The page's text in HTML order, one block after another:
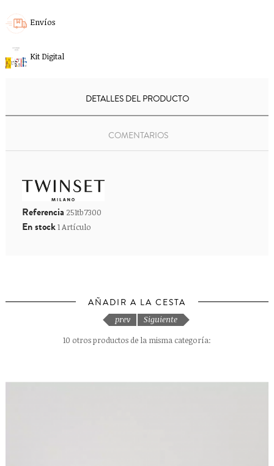
Envíos
Kit Digital
DETALLES DEL PRODUCTO
COMENTARIOS
Referencia 251tb7300
En stock1 Artículo
AÑADIR A LA CESTA
10 otros productos de la misma categoría:
prev Siguiente